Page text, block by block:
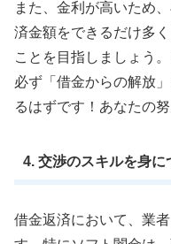
また、金利が高いため
済金額をできるだけ多
ことを目指しましょう
必ず「借金からの解放
るはずです！あなたの
4. 交渉のスキルを身に
借金返済において、業